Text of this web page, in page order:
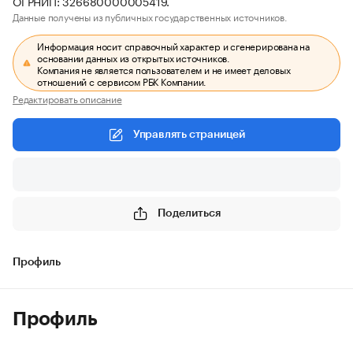
Данные получены из публичных государственных источников.
Информация носит справочный характер и сгенерирована на
основании данных из открытых источников.
Компания не является пользователем и не имеет деловых
отношений с сервисом РБК Компании.
Редактировать описание
Управлять страницей
Поделиться
Профиль
Профиль